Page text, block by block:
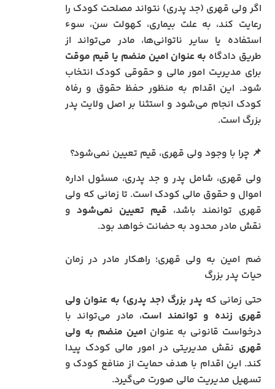
اگر ولی قهری (جد پدری) نتواند مصلحت کودک را
رعایت کند، به علت بیماری، کهولت سن، سوء
استفاده یا سایر ناتوانی‌ها، مادر می‌تواند از
طریق دادگاه به عنوان امین منضم یا قیم موقت
برای مدیریت امور مالی و حقوقی کودک انتخاب
شود. این اقدام به منظور حفظ حقوق و رفاه
کودک انجام می‌شود و استثنا بر اصل ولایت پدر
بزرگ است.
📌 چرا با وجود ولی قهری، قیم تعیین نمی‌شود؟
ولی قهری، شامل پدر و جد پدری، مسئول اداره
اموال و حقوق مالی کودک است. تا زمانی که ولی
قهری توانمند باشد، قیم تعیین نمی‌شود و
نقش مادر محدود به حضانت خواهد بود.
ضم امین به ولی قهری؛ راهکار مادر در زمان
حیات پدر بزرگ
حتی زمانی که پدر بزرگ (جد پدری) به عنوان ولی
قهری زنده و توانمند است، مادر می‌تواند با
درخواست قانونی به عنوانامین منضم به ولی
قهری نقش مدیریتی در امور مالی کودک پیدا
کند. این اقدام با هدف حمایت از منافع کودک و
تسهیل مدیریت مالی صورت می‌گیرد.